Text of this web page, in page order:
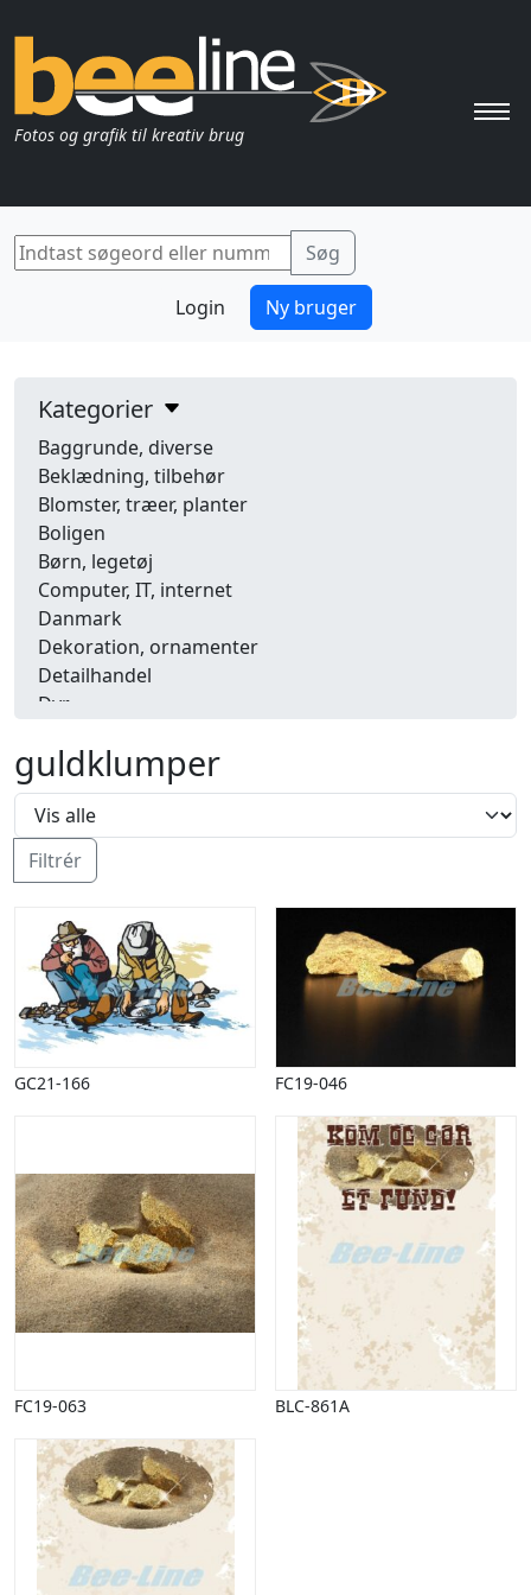
Fotos og grafik til kreativ brug
Login Ny bruger
Kategorier
Baggrunde, diverse
Beklædning, tilbehør
Blomster, træer, planter
Boligen
Børn, legetøj
Computer, IT, internet
Danmark
Dekoration, ornamenter
Detailhandel
Dyr
Energi, miljø, økologi
Erhverv
Fænomener, begreber
Fastelavn, karneval
Ferie, rejser
Fly, luftfart
Folkeslag
Forår
Fritid, hobby
Frugt, grønt
Halloween
Jagt
Jul
Kærlighed, bryllup
Kommunikation, nyhedsformidling
Køretøjer
Landbrug
Mad, drikke
Mærkedage
Marked, kræmmere
Mennesker
Nationalflag, verdenskort
Natur
Nytår
guldklumper
Filtrér
GC21-166 FC19-046
FC19-063 BLC-861A